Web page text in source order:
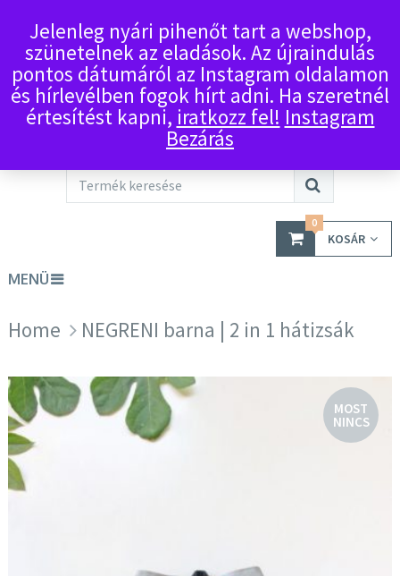
KOSÁR
0
MENÜ
Home NEGRENI barna | 2 in 1 hátizsák
MOST
NINCS
Jelenleg nyári pihenőt tart a webshop,
szünetelnek az eladások. Az újraindulás
pontos dátumáról az Instagram oldalamon
és hírlevélben fogok hírt adni. Ha szeretnél
értesítést kapni, iratkozz fel! Instagram
Bezárás